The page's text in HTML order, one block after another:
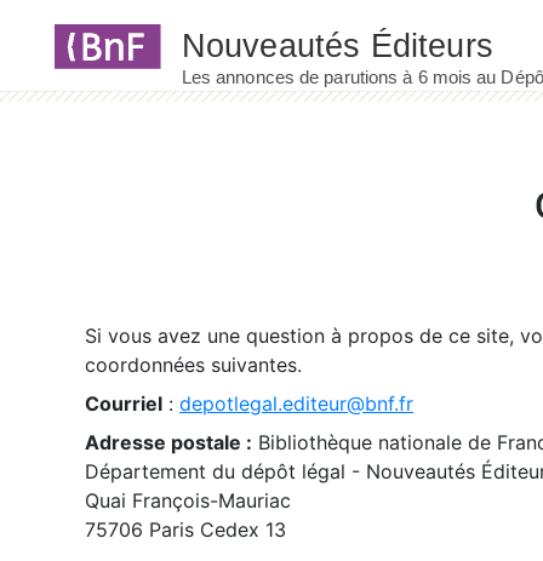
Si vous avez une question à propos de ce site,
coordonnées suivantes.
Courriel : depotlegal.editeur@bnf.fr
Adresse postale : Bibliothèque nationale de
Département du dépôt légal - Nouveautés
Quai François-Mauriac
75706 Paris Cedex 13